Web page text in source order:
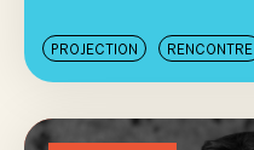
PROJECTION RENCONTRE